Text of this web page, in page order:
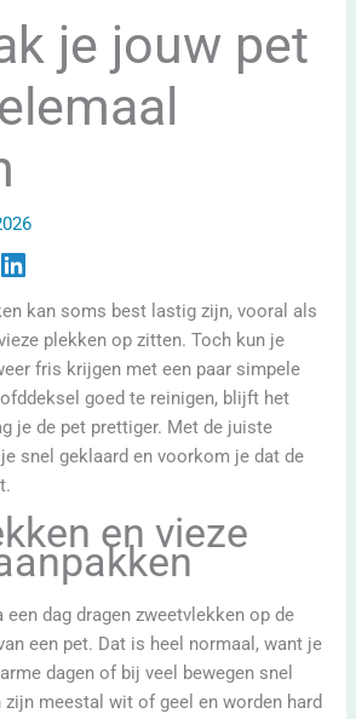
je jouw pet
kan soms best lastig zijn, vooral als
plekken op zitten. Toch kun je
fris krijgen met een paar simpele
goed te reinigen, blijft het
je de pet prettiger. Met de juiste
snel geklaard en voorkom je dat de
en vieze
dag dragen zweetvlekken op de
een pet. Dat is heel normaal, want je
dagen of bij veel bewegen snel
meestal wit of geel en worden hard